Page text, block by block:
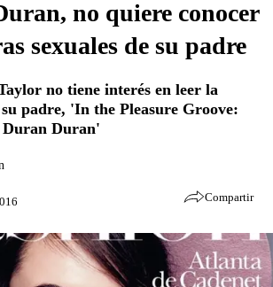
no quiere conocer
sexuales de su padre
no tiene interés en leer la
padre, 'In the Pleasure Groove:
Duran Duran'
Compartir